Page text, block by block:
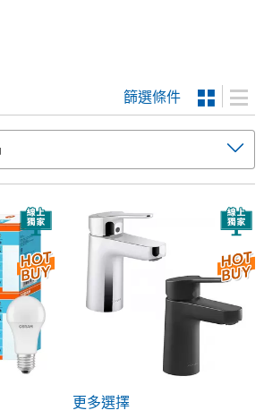
篩選條件
更多選擇